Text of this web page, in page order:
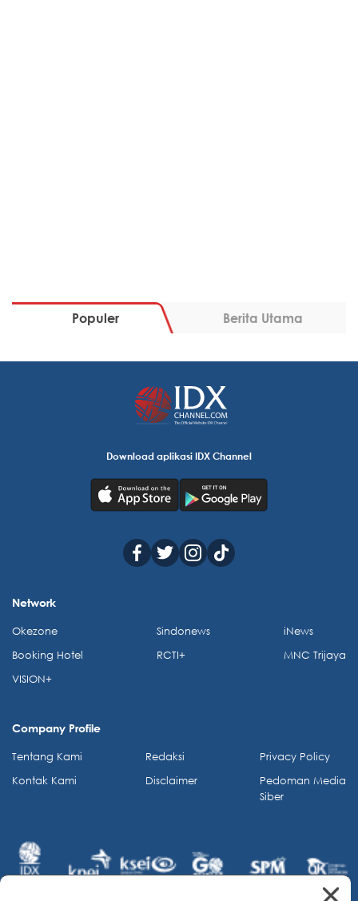
Populer Berita Utama
Download aplikasi IDX Channel
Network
Okezone
Booking Hotel
VISION+
Sindonews
RCTI+
iNews
MNC Trijaya
Company Profile
Tentang Kami
Kontak Kami
Redaksi
Disclaimer
Privacy Policy
Pedoman Media
Siber